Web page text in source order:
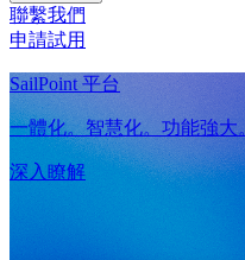
聯繫我們
申請試用
SailPoint 平台
一體化。智慧化。功能強大
深入瞭解